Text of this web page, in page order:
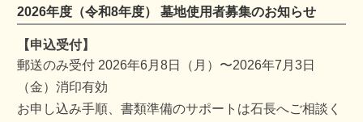
2026年度（令和8年度） 墓地使用者募集のお知らせ
【申込受付】
郵送のみ受付 2026年6月8日（月）〜2026年7月3日
（金）消印有効
お申し込み手順、書類準備のサポートは石長へご相談く